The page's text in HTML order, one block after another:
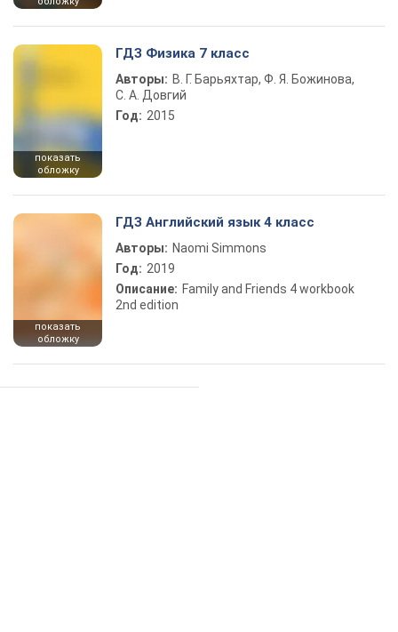
показать
обложку
ГДЗ Физика 7 класс
Авторы: В. Г. Барьяхтар, Ф. Я. Божинова,
С. А. Довгий
Год: 2015
показать
обложку
ГДЗ Английский язык 4 класс
Авторы: Naomi Simmons
Год: 2019
Описание: Family and Friends 4 workbook
2nd edition